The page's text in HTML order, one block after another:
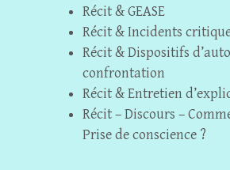
Récit & GEASE
Récit & Incidents
Récit & Dispositifs
confrontation
Récit & Entretien
Récit – Discours –
Prise de conscience ?